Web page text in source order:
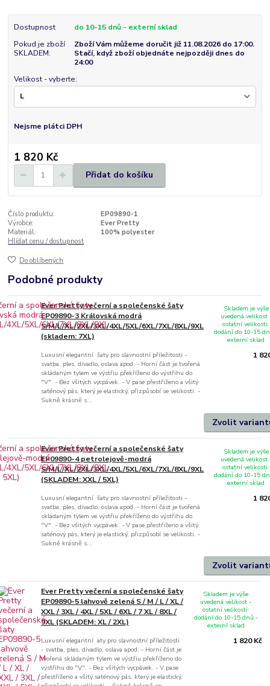
Dostupnost
do 10-15 dnů - externí sklad
Pokud je zboží
SKLADEM:
Zboží Vám můžeme doručit již 11.08.2026 do 17:00.
Stačí, když zboží objednáte nejpozději dnes do
24:00
Velikost - vyberte:
Nejsme plátci DPH
1 820 Kč
Přidat do košíku
Číslo produktu:
EP09890-1
Výrobce:
Ever Pretty
Materiál:
100% polyester
Hlídat cenu / dostupnost
Do oblíbených
Podobné produkty
Ever Pretty večerní a společenské šaty
EP09890-3 Královská modrá
S/M/L/XL/2XL/3XL/4XL/5XL/6XL/7XL/8XL/9XL
(skladem: 7XL)
Luxusní elegantní šaty pro slavnostní příležitosti -
svatba, ples, divadlo, oslava apod. - Horní část je tvořená
skládaným tylem ve výstřiu překříženo do výstřihu do
"V". - Bez všitých vycpávek. - V pase přestřiženo a všitý
saténový pás, který je elastický, přizpůsobí se velikosti. -
Sukně krásně s...
1
Skladem je výše
uvedená velikost
ostatní velikosti:
dodání do 10-15
externí sklad
Zvolit
Ever Pretty večerní a společenské šaty
EP09890-4 petrolejově-modrá
S/M/L/XL/2XL/3XL/4XL/5XL/6XL/7XL/8XL/9XL
(SKLADEM: XXL / 5XL)
Luxusní elegantní šaty pro slavnostní příležitosti -
svatba, ples, divadlo, oslava apod. - Horní část je tvořená
skládaným tylem ve výstřiu překříženo do výstřihu do
"V". - Bez všitých vycpávek. - V pase přestřiženo a všitý
saténový pás, který je elastický, přizpůsobí se velikosti. -
Sukně krásně s...
1
Skladem je výše
uvedená velikost
ostatní velikosti:
dodání do 10-15
externí sklad
Zvolit
Ever Pretty večerní a společenské šaty
EP09890-5 lahvově zelená S / M / L / XL /
XXL / 3XL / 4XL / 5XL / 6XL / 7 XL / 8XL /
9XL (SKLADEM: XL / 2XL)
Luxusní elegantní aty pro slavnostní příležitosti
- svatba, ples, divadlo, oslava apod. - Horní část je
tvořená skládaným tylem ve výstřiu překříženo do
výstřihu do "V". - Bez všitých vycpávek. - V pase
přestřiženo a všitý saténový pás, který je elastický,
1 820 Kč
Skladem je výše
uvedená velikost -
ostatní velikosti:
dodání do 10-15 dnů -
externí sklad